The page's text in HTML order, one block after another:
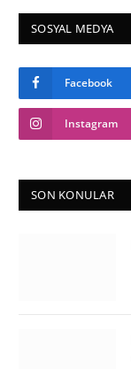
SOSYAL MEDYA
Facebook
Instagram
SON KONULAR